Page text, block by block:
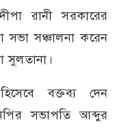
রানী সরকারের
সভা সঞ্চালনা করেন
সুলতানা।
বক্তব্য দেন
সভাপতি আব্দুর